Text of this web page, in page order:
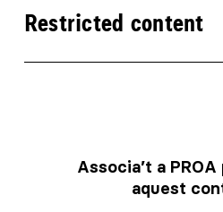
Restricted content
Associa’t a
aquest